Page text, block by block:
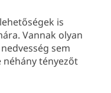
is
Vannak olyan
sem
tényezőt